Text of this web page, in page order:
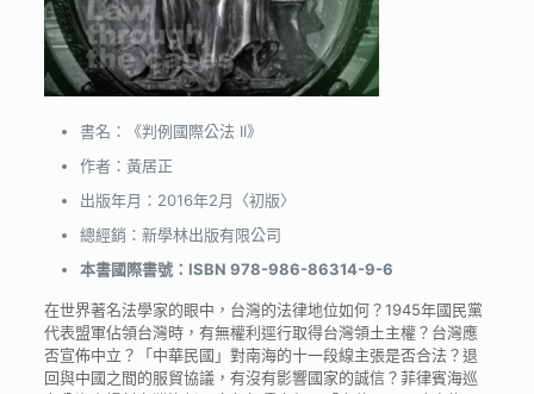
書名：《判例國際公法 II》
作者：黃居正
出版年月：2016年2月〈初版〉
總經銷：新學林出版有限公司
本書國際書號：ISBN 978-986-86314-9-6
在世界著名法學家的眼中，台灣的法律地位如何？1945年國民黨
代表盟軍佔領台灣時，有無權利逕行取得台灣領土主權？ 台灣應
否宣佈中立？「中華民國」對南海的十一段線主張是否合法？退
回與中國之間的服貿協議，有沒有影響國家的誠信？菲律賓海巡